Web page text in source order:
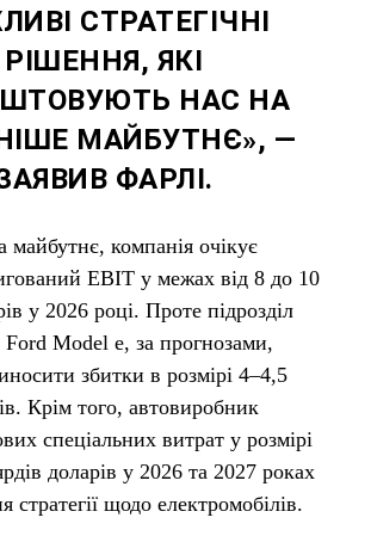
СТРАТЕГІЧНІ
РІШЕННЯ, ЯКІ
НАС НА
МАЙБУТНЄ», —
ФАРЛІ.
компанія очікує
EBIT у межах від 8 до 10
у 2026 році. Проте підрозділ
Ford Model e, за прогнозами,
збитки в розмірі 4–4,5
Крім того, автовиробник
спеціальних витрат у розмірі
доларів у 2026 та 2027 роках
стратегії щодо електромобілів.